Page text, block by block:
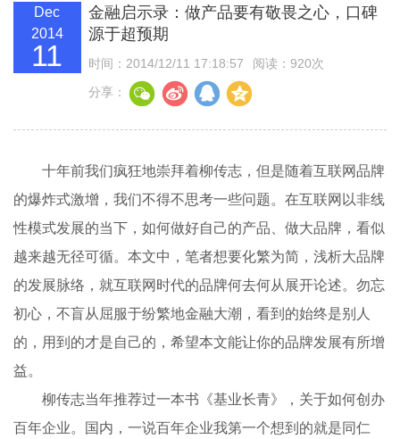
Dec
2014
11
金融启示录：做产品要有敬畏之心，口碑
源于超预期
时间：2014/12/11 17:18:57
阅读：920次
分享：
十年前我们疯狂地崇拜着柳传志，但是随着互联网品牌
的爆炸式激增，我们不得不思考一些问题。在互联网以非线
性模式发展的当下，如何做好自己的产品、做大品牌，看似
越来越无径可循。本文中，笔者想要化繁为简，浅析大品牌
的发展脉络，就互联网时代的品牌何去何从展开论述。勿忘
初心，不盲从屈服于纷繁地金融大潮，看到的始终是别人
的，用到的才是自己的，希望本文能让你的品牌发展有所增
益。
柳传志当年推荐过一本书《基业长青》，关于如何创办
百年企业。国内，一说百年企业我第一个想到的就是同仁